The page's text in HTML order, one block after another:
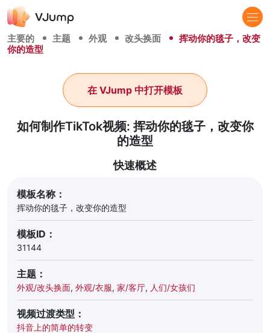
主要的 主题 外观 改头换面
挥动你的毯子，改变
你的造型
如何制作TikTok视频: 挥动你的毯子，改变你
的造型
在 VJump 中打开模板
快速概述
模板名称：
挥动你的毯子，改变你的造型
模板ID：
31144
主题：
外观/改头换面, 外观/衣服, 家/客厅, 人们/女孩们
视频过渡类型：
抖音上的简单的转变